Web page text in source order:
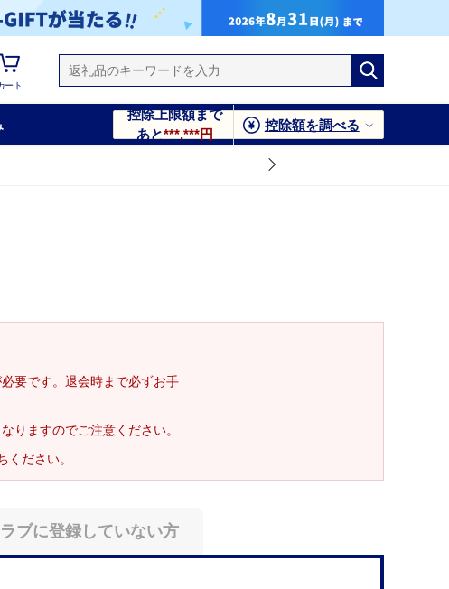
ート
控除上限額まで
あと***,***円
控除額を調べる
要です。退会時まで必ずお手
りますのでご注意ください。
ださい。
ブに登録していない方